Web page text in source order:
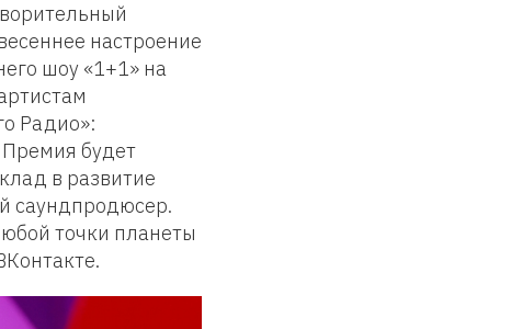
настроение
шоу «1+1» на
Радио»:
будет
в развитие
саундпродюсер.
точки планеты